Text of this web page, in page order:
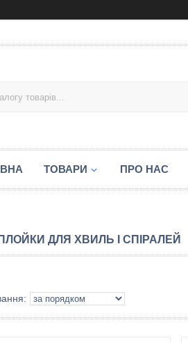
ТОВАРИ ПРО НАС
ПЛОЙКИ ДЛЯ ХВИЛЬ І СПІРАЛЕЙ